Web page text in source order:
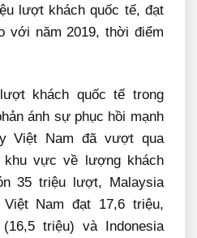
lượt khách quốc tế, đạt
với năm 2019, thời điểm
khách quốc tế trong
ánh sự phục hồi mạnh
Việt Nam đã vượt qua
khu vực về lượng khách
35 triệu lượt, Malaysia
Nam đạt 17,6 triệu,
triệu) và Indonesia